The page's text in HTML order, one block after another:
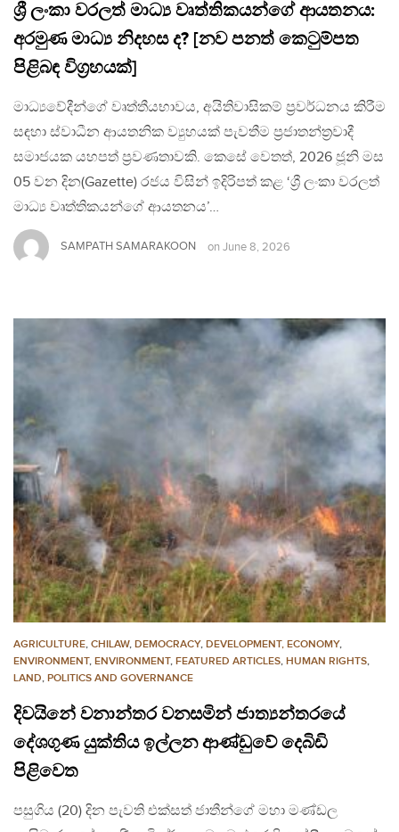
ශ්‍රී ලංකා වරලත් මාධ්‍ය වෘත්තිකයන්ගේ ආයතනය:
අරමුණ මාධ්‍ය නිදහස ද? [නව පනත් කෙටුම්පත
පිළිබඳ විග්‍රහයක්]
මාධ්‍යවේදීන්ගේ වෘත්තීයභාවය, අයිතිවාසිකම් ප්‍රවර්ධනය කිරීම
සඳහා ස්වාධීන ආයතනික ව්‍යුහයක් පැවතීම ප්‍රජාතන්ත්‍රවාදී
සමාජයක යහපත් ප්‍රවණතාවකි. කෙසේ වෙතත්, 2026 ජූනි මස
05 වන දින(Gazette) රජය විසින් ඉදිරිපත් කළ ‘ශ්‍රී ලංකා වරලත්
මාධ්‍ය වෘත්තිකයන්ගේ ආයතනය’…
SAMPATH SAMARAKOON on June 8, 2026
AGRICULTURE, CHILAW, DEMOCRACY, DEVELOPMENT, ECONOMY,
ENVIRONMENT, ENVIRONMENT, FEATURED ARTICLES, HUMAN RIGHTS,
LAND, POLITICS AND GOVERNANCE
දිවයිනේ වනාන්තර වනසමින් ජාත්‍යන්තරයේ
දේශගුණ යුක්තිය ඉල්ලන ආණ්ඩුවේ දෙබිඩි
පිළිවෙත
පසුගිය (20) දින පැවති එක්සත් ජාතීන්ගේ මහා මණ්ඩල